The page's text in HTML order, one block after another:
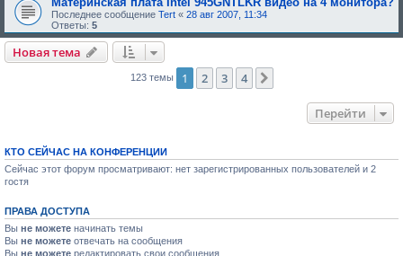
Последнее сообщение Tert « 28 авг 2007, 11:34
Ответы: 5
Новая тема
123 темы 1 2 3 4
Перейти
КТО СЕЙЧАС НА КОНФЕРЕНЦИИ
Сейчас этот форум просматривают: нет зарегистрированных пользователей и 2
гостя
ПРАВА ДОСТУПА
Вы не можете начинать темы
Вы не можете отвечать на сообщения
Вы не можете редактировать свои сообщения